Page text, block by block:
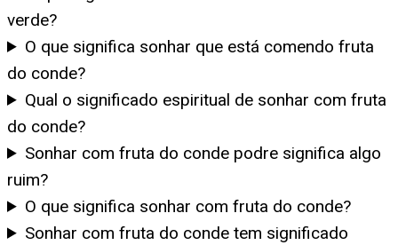
verde?
O que significa sonhar que está comendo fruta
do conde?
Qual o significado espiritual de sonhar com fruta
do conde?
Sonhar com fruta do conde podre significa algo
ruim?
O que significa sonhar com fruta do conde?
Sonhar com fruta do conde tem significado